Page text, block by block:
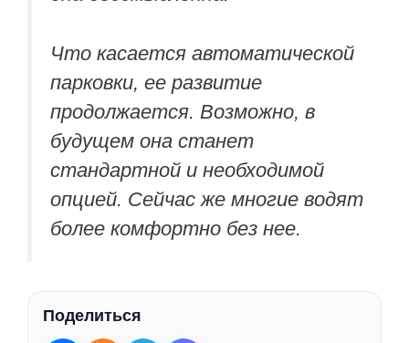
Что касается автоматической
парковки, ее развитие
продолжается. Возможно, в
будущем она станет
стандартной и необходимой
опцией. Сейчас же многие водят
более комфортно без нее.
Поделиться